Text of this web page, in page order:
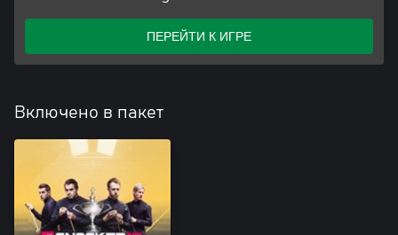
ПЕРЕЙТИ К ИГРЕ
Включено в пакет